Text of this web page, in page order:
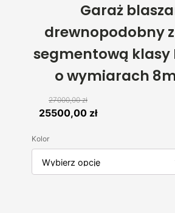
Garaż
drewnopodobny
segmentową klasy
o wymiarach
27000,00zł
Pierwotna
wynosiła:
27000,00 zł.
25500,00 złAktualna
25500,00 zł.
Kolor